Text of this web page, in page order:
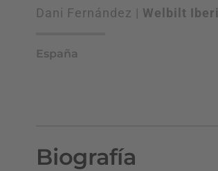
Dani Fernández | Welbilt
España
Biografía